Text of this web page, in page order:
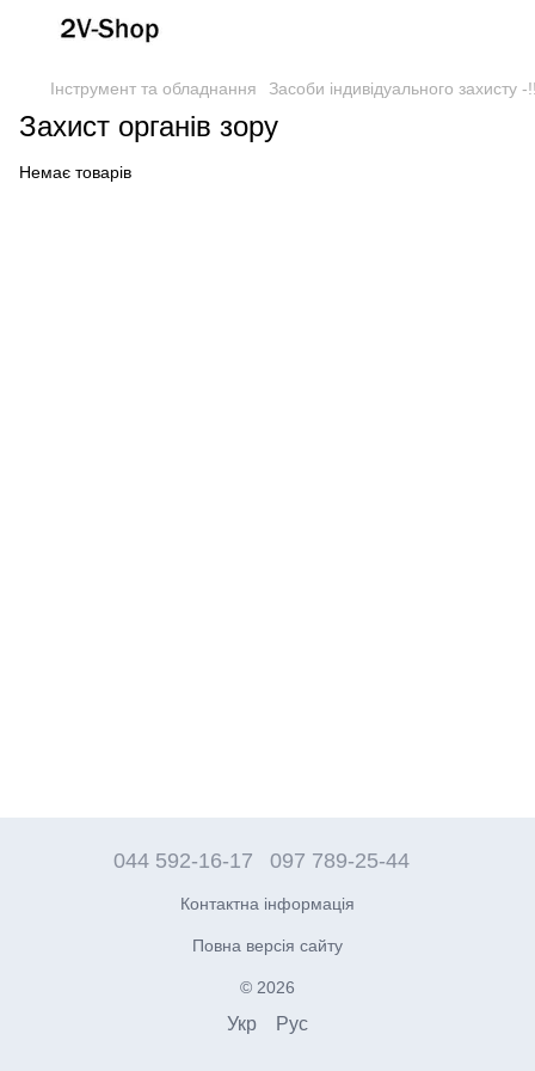
Інструмент та обладнання Засоби індивідуального захисту
Захист органів зору
Немає товарів
044 592-16-17 097 789-25-44
Контактна інформація
Повна версія сайту
© 2026
Укр Рус